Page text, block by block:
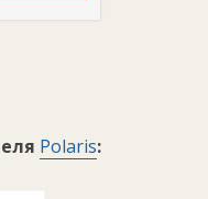
Polaris: